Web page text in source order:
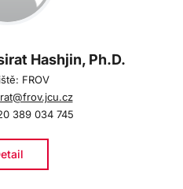
Hashjin, Ph.D.
FROV
389 034 745